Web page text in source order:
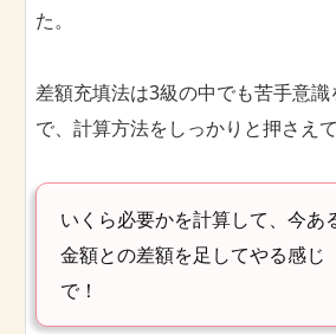
た。
差額充填法は3級の中でも苦手意
で、計算方法をしっかりと押さえ
いくら必要かを計算して、今あ
金額との差額を足してやる感じ
で！